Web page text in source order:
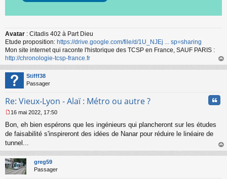
Avatar : Citadis 402 à Part Dieu
Etude proposition: https://drive.google.com/file/d/1U_NJEj ... sp=sharing
Mon site internet qui raconte l'historique des TCSP en France, SAUF PARIS :
http://chronologie-tcsp-france.fr
au
Stifff38
Passager
Re: Vieux-Lyon - Alaï : Métro ou autre ?
e
s
s
g
e
n
16 mai 2022, 17:50
Bon, eh bien espérons que les ingénieurs qui plancheront sur les études
de faisabilité s'inspireront des idées de Nanar pour réduire le linéaire de
tunnel...
au
greg59
Passager